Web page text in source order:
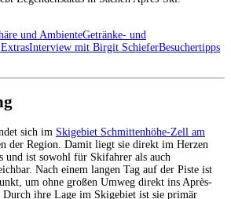
und AmbienteGetränke- und
Interview mit Birgit SchieferBesuchertipps
sich im Skigebiet Schmittenhöhe-Zell am
der Region. Damit liegt sie direkt im Herzen
und ist sowohl für Skifahrer als auch
Nach einem langen Tag auf der Piste ist
um ohne großen Umweg direkt ins Après-
Durch ihre Lage im Skigebiet ist sie primär